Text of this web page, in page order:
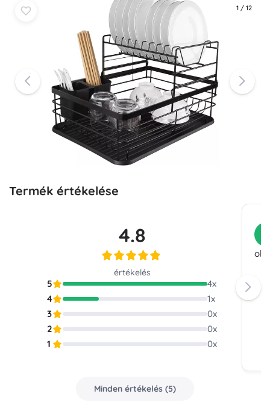
1 / 12
Termék értékelése
4.8
értékelés
5 4x
4
1x
3
0x
2
0x
1
0x
Minden értékelés (5)